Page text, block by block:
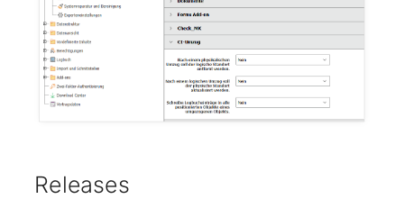
Personengruppen
Personengruppen
Mitglieder
WAN-Leitung
Wireless Access Point
Releases